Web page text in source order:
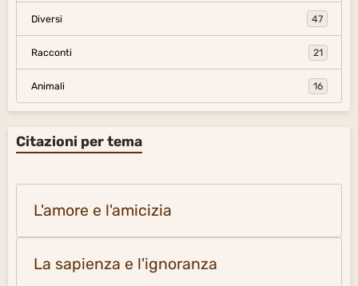
Diversi 47
Racconti 21
Animali 16
Citazioni per tema
L'amore e l'amicizia
La sapienza e l'ignoranza